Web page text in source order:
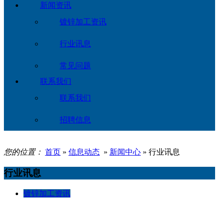
新闻资讯
镀锌加工资讯
行业讯息
常见问题
联系我们
联系我们
招聘信息
您的位置： 首页 » 信息动态 » 新闻中心 » 行业讯息
行业讯息
镀锌加工资讯